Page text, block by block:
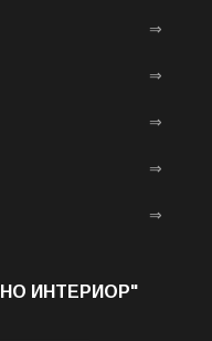
⇒
⇒
⇒
⇒
⇒
ИНТЕРИОР"